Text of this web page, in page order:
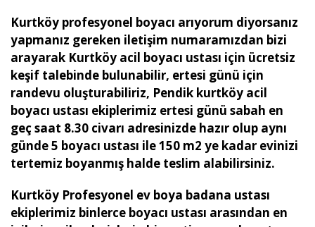
Kurtköy profesyonel boyacı arıyorum diyorsanız
yapmanız gereken iletişim numaramızdan bizi
arayarak Kurtköy acil boyacı ustası için ücretsiz
keşif talebinde bulunabilir, ertesi günü için
randevu oluşturabiliriz, Pendik kurtköy acil
boyacı ustası ekiplerimiz ertesi günü sabah en
geç saat 8.30 civarı adresinizde hazır olup aynı
günde 5 boyacı ustası ile 150 m2 ye kadar evinizi
tertemiz boyanmış halde teslim alabilirsiniz.
Kurtköy Profesyonel ev boya badana ustası
ekiplerimiz binlerce boyacı ustası arasından en